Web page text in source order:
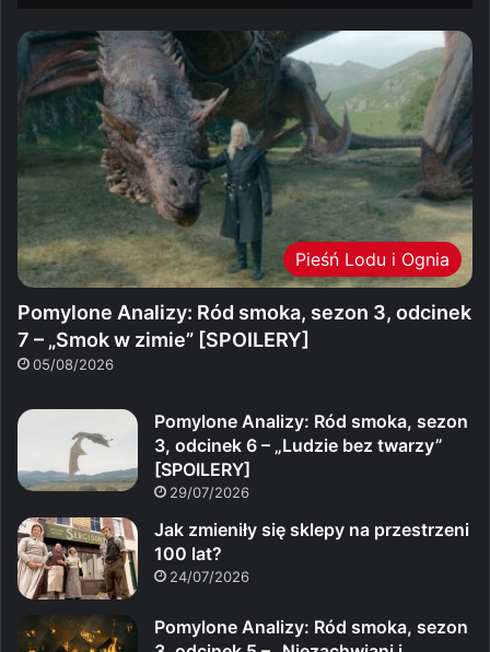
Pieśń Lodu i Ognia
Pomylone Analizy: Ród smoka, sezon 3, odcinek
7 – „Smok w zimie” [SPOILERY]
05/08/2026
Pomylone Analizy: Ród smoka, sezon
3, odcinek 6 – „Ludzie bez twarzy”
[SPOILERY]
29/07/2026
Jak zmieniły się sklepy na przestrzeni
100 lat?
24/07/2026
Pomylone Analizy: Ród smoka, sezon